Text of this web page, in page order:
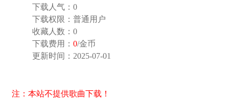
下载人气： 0
下载权限： 普通用户
收藏人数： 0
下载费用： 0/金币
更新时间： 2025-07-01
注：本站不提供歌曲下载！